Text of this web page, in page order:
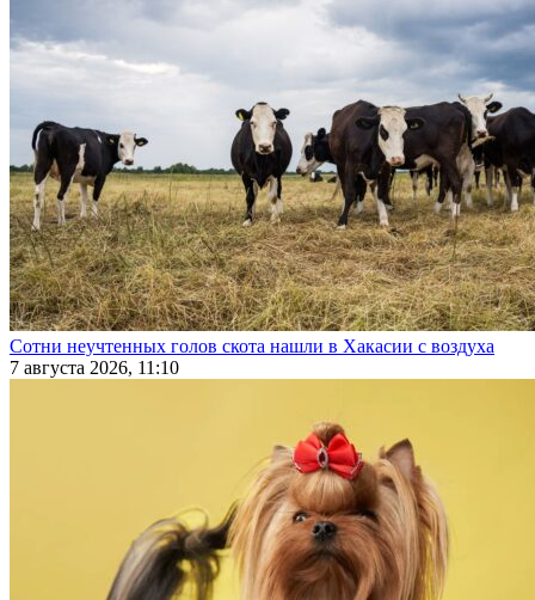
Сотни неучтенных голов скота нашли в Хакасии с воздуха
7 августа 2026, 11:10